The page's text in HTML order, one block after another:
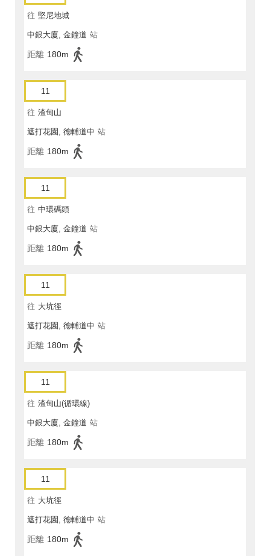
往 堅尼地城
中銀大廈, 金鐘道 站
距離 180m
11
往 渣甸山
遮打花園, 德輔道中 站
距離 180m
11
往 中環碼頭
中銀大廈, 金鐘道 站
距離 180m
11
往 大坑徑
遮打花園, 德輔道中 站
距離 180m
11
往 渣甸山(循環線)
中銀大廈, 金鐘道 站
距離 180m
11
往 大坑徑
遮打花園, 德輔道中 站
距離 180m